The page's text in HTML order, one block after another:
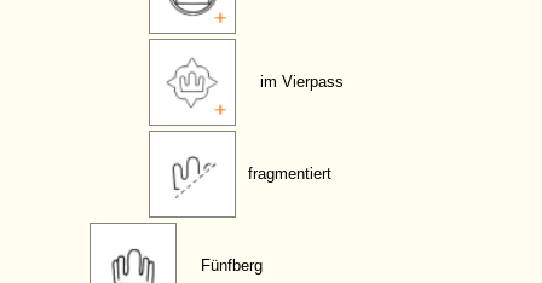
im Vierpass
fragmentiert
Fünfberg